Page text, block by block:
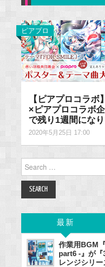
ピアプロ
【ピアプロコラ
×ピアプロコラボ
で残り1週間になり
2020年5月25日 17:00
for:
最新
作業用BGM
part6 -』が
レンジシリー